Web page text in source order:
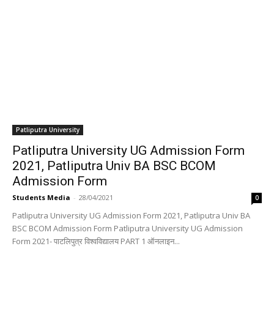
Patliputra University
Patliputra University UG Admission Form
2021, Patliputra Univ BA BSC BCOM
Admission Form
Students Media - 28/04/2021 0
Patliputra University UG Admission Form 2021, Patliputra Univ BA
BSC BCOM Admission Form Patliputra University UG Admission
Form 2021- पाटलिपुत्र विश्वविद्यालय PART 1 ऑनलाइन...